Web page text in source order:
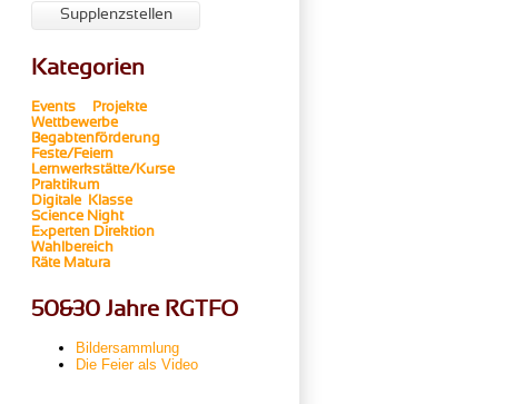
Supplenzstellen
Kategorien
Events
Projekte
Wettbewerbe
Begabtenförderung
Feste/Feiern
Lernwerkstätte/Kurse
Praktikum
Digitale Klasse
Science Night
Experten Direktion
Wahlbereich
Räte Matura
50&30 Jahre RGTFO
Bildersammlung
Die Feier als Video